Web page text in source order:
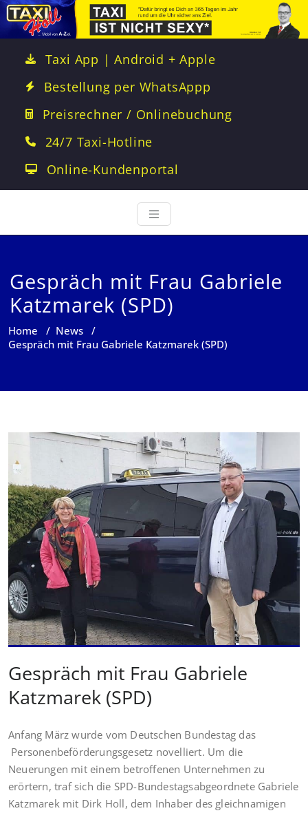
Taxi App | Android + Apple
Bestellung per WhatsAppp
Preisrechner / Onlinebuchung
24/7 Taxi-Hotline
Online-Kundenportal
Gespräch mit Frau Gabriele
Katzmarek (SPD)
Home / News /
Gespräch mit Frau Gabriele Katzmarek (SPD)
Gespräch mit Frau Gabriele
Katzmarek (SPD)
Anfang März wurde vom Deutschen Bundestag das
Personenbeförderungsgesetz novelliert. Um die
Neuerungen mit einem betroffenen Unternehmen zu
erörtern, traf sich die SPD-Bundestagsabgeordnete Gabriele
Katzmarek mit Dirk Holl, dem Inhaber des gleichnamigen